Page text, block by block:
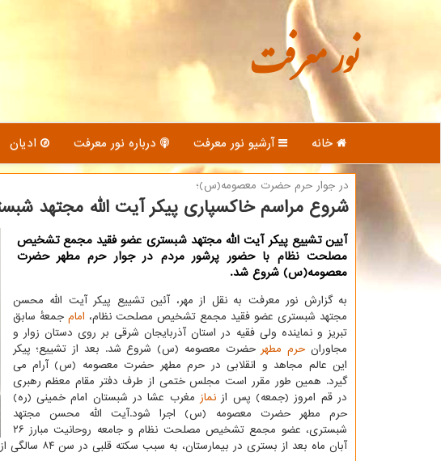
نور معرفت
خانه آرشیو نور معرفت درباره نور معرفت ادیان
در جوار حرم حضرت معصومه(س)؛
شروع مراسم خاکسپاری پیکر آیت الله مجتهد
آیین تشییع پیکر آیت الله مجتهد شبستری عضو فقید مجمع تشخیص
مصلحت نظام با حضور پرشور مردم در جوار حرم مطهر حضرت
معصومه(س) شروع شد.
به گزارش نور معرفت به نقل از مهر، آئین تشییع پیکر آیت الله محسن
مجتهد شبستری عضو فقید مجمع تشخیص مصلحت نظام، امام جمعهٔ سابق
تبریز و نماینده ولی فقیه در استان آذربایجان شرقی بر روی دستان زوار و
مجاوران حرم مطهر حضرت معصومه (س) شروع شد. بعد از تشییع؛ پیکر
این عالم مجاهد و انقلابی در حرم مطهر حضرت معصومه (س) آرام می
گیرد. همین طور مقرر است مجلس ختمی از طرف دفتر مقام معظم رهبری
در قم امروز (جمعه) پس ازنماز مغرب عشا در شبستان امام خمینی (ره)
حرم مطهر حضرت معصومه (س) اجرا شود.آیت الله محسن مجتهد
شبستری، عضو مجمع تشخیص مصلحت نظام و جامعه روحانیت مبارز ۲۶
آبان ماه بعد از بستری در بیمارستان، به سبب سکته قلبی در سن ۸۴ سالگی از دنیا رفت.